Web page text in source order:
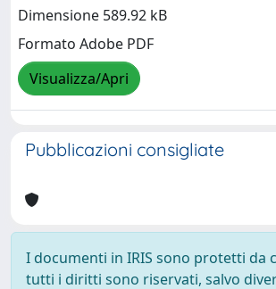
Dimensione 589.92 kB
Formato Adobe PDF
Visualizza/Apri
Pubblicazioni consigliate
I documenti in IRIS sono protetti da
tutti i diritti sono riservati, salvo